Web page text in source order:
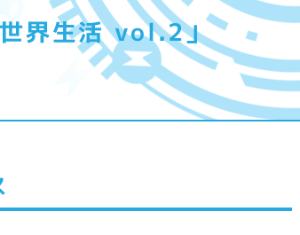
世界生活 vol.2」